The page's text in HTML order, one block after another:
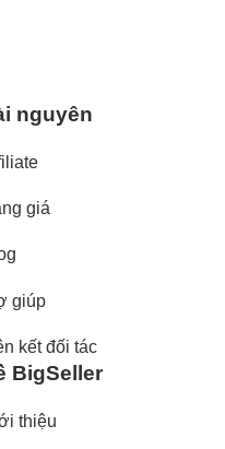
nguyên
giá
giúp
kết đối tác
BigSeller
thiệu